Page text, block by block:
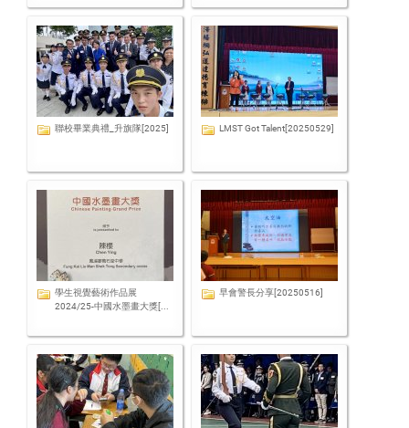
聯校畢業典禮_升旗隊[2025] LMST Got Talent[20250529]
學生視覺藝術作品展
2024/25-中國水墨畫大獎[...
早會警長分享[20250516]